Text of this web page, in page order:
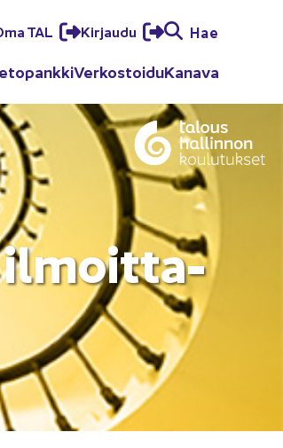
TAL Kir­jau­du Hae
Ver­kos­toi­duKa­na­va
il­moit­ta­